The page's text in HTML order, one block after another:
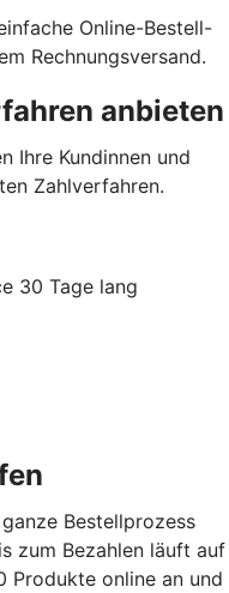
Online-Bestell-
Rechnungsversand.
anbieten
Ihre Kundinnen und
Zahlverfahren.
30 Tage lang
Bestellprozess
zum Bezahlen läuft auf
Produkte online an und